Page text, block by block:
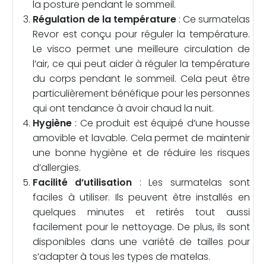
la posture pendant le sommeil.
Régulation de la température : Ce surmatelas
Revor est conçu pour réguler la température.
Le visco permet une meilleure circulation de
l’air, ce qui peut aider à réguler la température
du corps pendant le sommeil. Cela peut être
particulièrement bénéfique pour les personnes
qui ont tendance à avoir chaud la nuit.
Hygiène : Ce produit est équipé d’une housse
amovible et lavable. Cela permet de maintenir
une bonne hygiène et de réduire les risques
d’allergies.
Facilité d’utilisation : Les surmatelas sont
faciles à utiliser. Ils peuvent être installés en
quelques minutes et retirés tout aussi
facilement pour le nettoyage. De plus, ils sont
disponibles dans une variété de tailles pour
s’adapter à tous les types de matelas.